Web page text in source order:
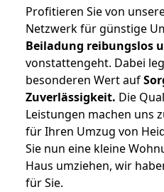
Profitieren Sie von
Netzwerk für günstige
Beiladung reibungslos
vonstattengeht. Dabei
besonderen Wert auf
Zuverlässigkeit. Die
Leistungen machen uns
für Ihren Umzug von
Sie nun eine kleine
Haus umziehen, wir
für Sie.